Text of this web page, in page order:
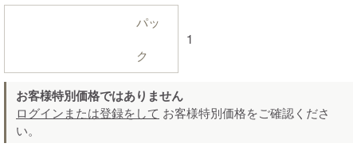
パッ
ク
1
お客様特別価格ではありません
ログインまたは登録をして お客様特別価格をご確認くださ
い。